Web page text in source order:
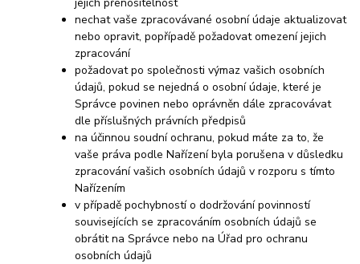
nechat vaše zpracovávané osobní údaje aktualizovat
nebo opravit, popřípadě požadovat omezení jejich
zpracování
požadovat po společnosti výmaz vašich osobních
údajů, pokud se nejedná o osobní údaje, které je
Správce povinen nebo oprávněn dále zpracovávat
dle příslušných právních předpisů
na účinnou soudní ochranu, pokud máte za to, že
vaše práva podle Nařízení byla porušena v důsledku
zpracování vašich osobních údajů v rozporu s tímto
Nařízením
v případě pochybností o dodržování povinností
souvisejících se zpracováním osobních údajů se
obrátit na Správce nebo na Úřad pro ochranu
osobních údajů